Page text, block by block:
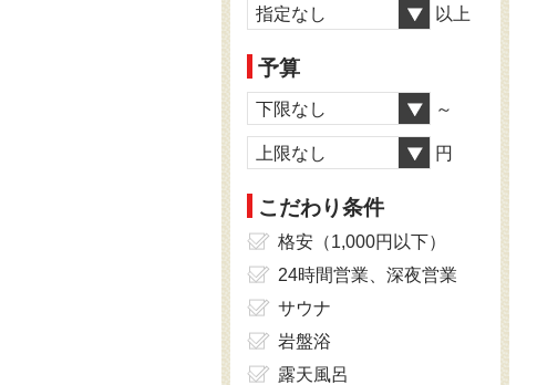
指定なし 以上
予算
下限なし ～
上限なし 円
こだわり条件
格安（1,000円以下）
24時間営業、深夜営業
サウナ
岩盤浴
露天風呂